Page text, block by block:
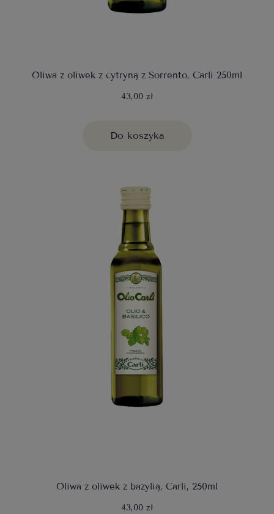
Oliwa z oliwek z cytryną z Sorrento, Carli 250ml
43,00 zł
Do koszyka
Oliwa z oliwek z bazylią, Carli, 250ml
43,00 zł